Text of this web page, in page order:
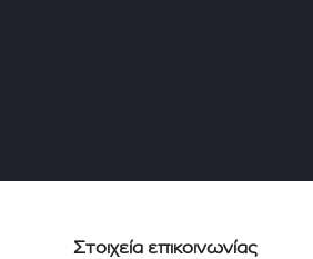
Στοιχεία επικοινωνίας